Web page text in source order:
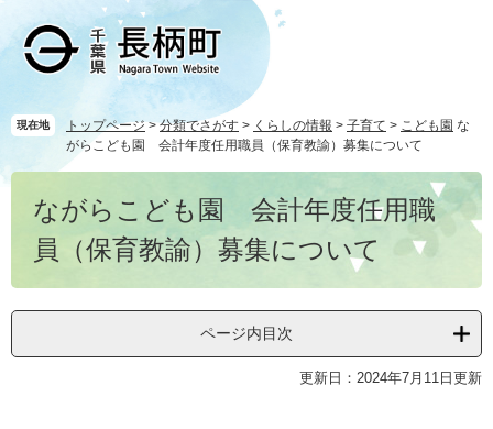
ー
す
ニ
し
現在地 トップページ >分類でさがす > くらしの情報 > 子育て > こども園 な
がらこども園 会計年度任用職員（保育教諭）募集について
ながらこども園 会計年度任用職
員（保育教諭）募集について
ページ内目次
更新日：2024年7月11日更新